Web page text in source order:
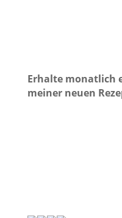
Erhalte monatlich
meiner neuen